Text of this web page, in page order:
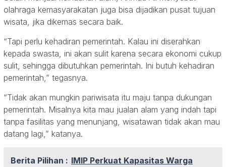
olahraga kemasyarakatan juga bisa dijadikan pusat tujuan
wisata, jika dikemas secara baik.
“Tapi perlu kehadiran pemerintah. Kalau ini diserahkan
kepada swasta, ini akan sulit karena secara ekonomi cukup
sulit, sehingga dibutuhkan pemerintah. Ini butuh kehadiran
pemerintah,” tegasnya.
“Tidak akan mungkin pariwisata itu maju tanpa dukungan
pemerintah. Misalnya kita mau jualan alam yang indah tapi
tanpa fasilitas yang menunjang, wisatawan tidak akan mau
datang lagi,” katanya.
Berita Pilihan : IMIP Perkuat Kapasitas Warga